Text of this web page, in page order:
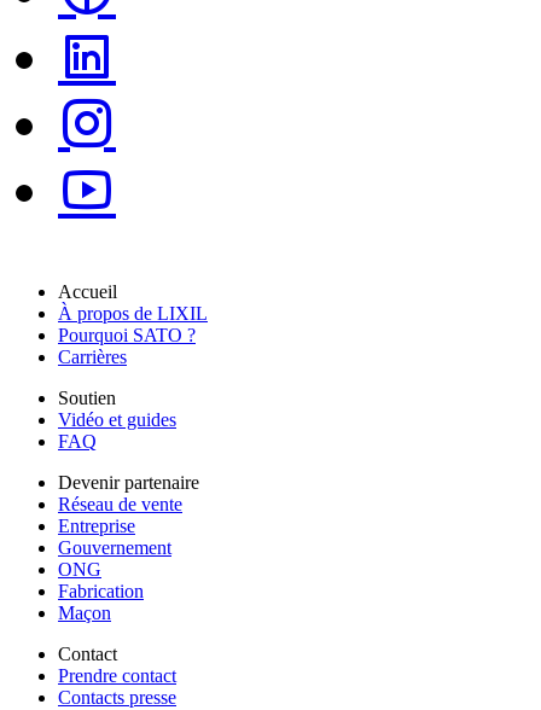
Accueil
À propos de LIXIL
Pourquoi SATO ?
Carrières
Soutien
Vidéo et guides
FAQ
Devenir partenaire
Réseau de vente
Entreprise
Gouvernement
ONG
Fabrication
Maçon
Contact
Prendre contact
Contacts presse